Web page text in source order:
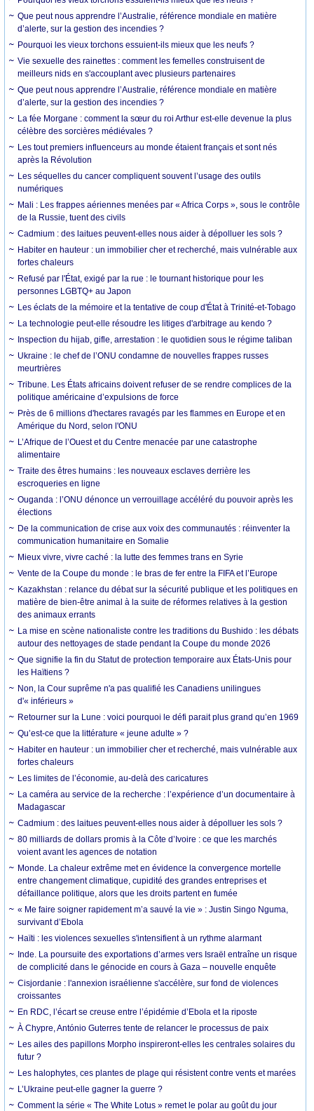
Que peut nous apprendre l’Australie, référence mondiale en matière
d’alerte, sur la gestion des incendies ?
Pourquoi les vieux torchons essuient-ils mieux que les neufs ?
Vie sexuelle des rainettes : comment les femelles construisent de
meilleurs nids en s'accouplant avec plusieurs partenaires
Que peut nous apprendre l’Australie, référence mondiale en matière
d’alerte, sur la gestion des incendies ?
La fée Morgane : comment la sœur du roi Arthur est-elle devenue la plus
célèbre des sorcières médiévales ?
Les tout premiers influenceurs au monde étaient français et sont nés
après la Révolution
Les séquelles du cancer compliquent souvent l’usage des outils
numériques
Mali : Les frappes aériennes menées par « Africa Corps », sous le contrôle
de la Russie, tuent des civils
Cadmium : des laitues peuvent-elles nous aider à dépolluer les sols ?
Habiter en hauteur : un immobilier cher et recherché, mais vulnérable aux
fortes chaleurs
Refusé par l'État, exigé par la rue : le tournant historique pour les
personnes LGBTQ+ au Japon
Les éclats de la mémoire et la tentative de coup d'État à Trinité-et-Tobago
La technologie peut-elle résoudre les litiges d'arbitrage au kendo ?
Inspection du hijab, gifle, arrestation : le quotidien sous le régime taliban
Ukraine : le chef de l’ONU condamne de nouvelles frappes russes
meurtrières
Tribune. Les États africains doivent refuser de se rendre complices de la
politique américaine d’expulsions de force
Près de 6 millions d'hectares ravagés par les flammes en Europe et en
Amérique du Nord, selon l'ONU
L’Afrique de l’Ouest et du Centre menacée par une catastrophe
alimentaire
Traite des êtres humains : les nouveaux esclaves derrière les
escroqueries en ligne
Ouganda : l’ONU dénonce un verrouillage accéléré du pouvoir après les
élections
De la communication de crise aux voix des communautés : réinventer la
communication humanitaire en Somalie
Mieux vivre, vivre caché : la lutte des femmes trans en Syrie
Vente de la Coupe du monde : le bras de fer entre la FIFA et l’Europe
Kazakhstan : relance du débat sur la sécurité publique et les politiques en
matière de bien-être animal à la suite de réformes relatives à la gestion
des animaux errants
La mise en scène nationaliste contre les traditions du Bushido : les débats
autour des nettoyages de stade pendant la Coupe du monde 2026
Que signifie la fin du Statut de protection temporaire aux États-Unis pour
les Haïtiens ?
Non, la Cour suprême n'a pas qualifié les Canadiens unilingues
d'« inférieurs »
Retourner sur la Lune : voici pourquoi le défi parait plus grand qu’en 1969
Qu’est-ce que la littérature « jeune adulte » ?
Habiter en hauteur : un immobilier cher et recherché, mais vulnérable aux
fortes chaleurs
Les limites de l’économie, au-delà des caricatures
La caméra au service de la recherche : l’expérience d’un documentaire à
Madagascar
Cadmium : des laitues peuvent-elles nous aider à dépolluer les sols ?
80 milliards de dollars promis à la Côte d’Ivoire : ce que les marchés
voient avant les agences de notation
Monde. La chaleur extrême met en évidence la convergence mortelle
entre changement climatique, cupidité des grandes entreprises et
défaillance politique, alors que les droits partent en fumée
« Me faire soigner rapidement m’a sauvé la vie » : Justin Singo Nguma,
survivant d’Ebola
Haïti : les violences sexuelles s'intensifient à un rythme alarmant
Inde. La poursuite des exportations d’armes vers Israël entraîne un risque
de complicité dans le génocide en cours à Gaza – nouvelle enquête
Cisjordanie : l'annexion israélienne s'accélère, sur fond de violences
croissantes
En RDC, l’écart se creuse entre l’épidémie d’Ebola et la riposte
À Chypre, António Guterres tente de relancer le processus de paix
Les ailes des papillons Morpho inspireront-elles les centrales solaires du
futur ?
Les halophytes, ces plantes de plage qui résistent contre vents et marées
L’Ukraine peut-elle gagner la guerre ?
Comment la série « The White Lotus » remet le polar au goût du jour